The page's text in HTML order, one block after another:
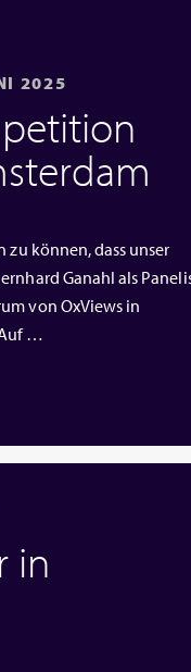
2025
können, dass unser
Ganahl als
von OxViews in
…
in